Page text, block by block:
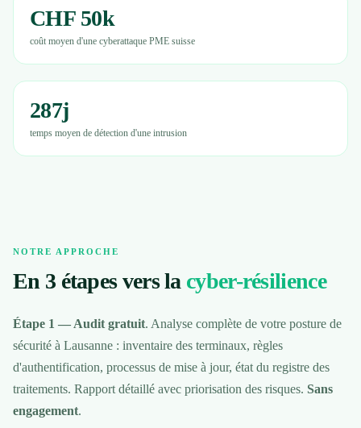
CHF 50k
coût moyen d'une cyberattaque PME suisse
287j
temps moyen de détection d'une intrusion
NOTRE APPROCHE
En 3 étapes vers la cyber-résilience
Étape 1 — Audit gratuit. Analyse complète de votre posture de
sécurité à Lausanne : inventaire des terminaux, règles
d'authentification, processus de mise à jour, état du registre des
traitements. Rapport détaillé avec priorisation des risques. Sans
engagement.